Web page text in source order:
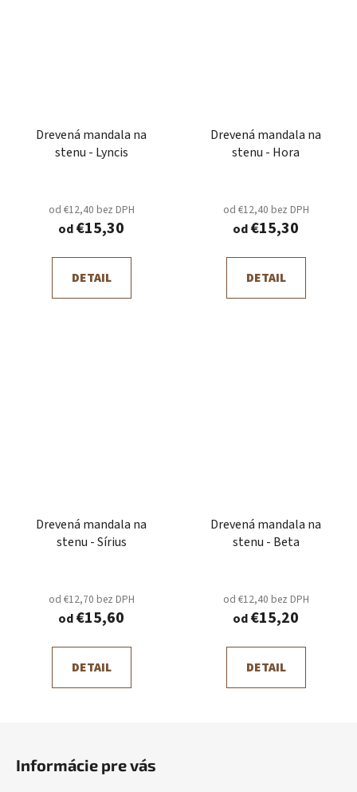
Drevená mandala na
stenu - Lyncis
od €12,40 bez DPH
od€15,30
DETAIL
Drevená mandala na
stenu - Hora
od €12,40 bez DPH
od€15,30
DETAIL
Drevená mandala na
stenu - Sírius
od €12,70 bez DPH
od€15,60
DETAIL
Drevená mandala na
stenu - Beta
od €12,40 bez DPH
od€15,20
DETAIL
Informácie pre vás